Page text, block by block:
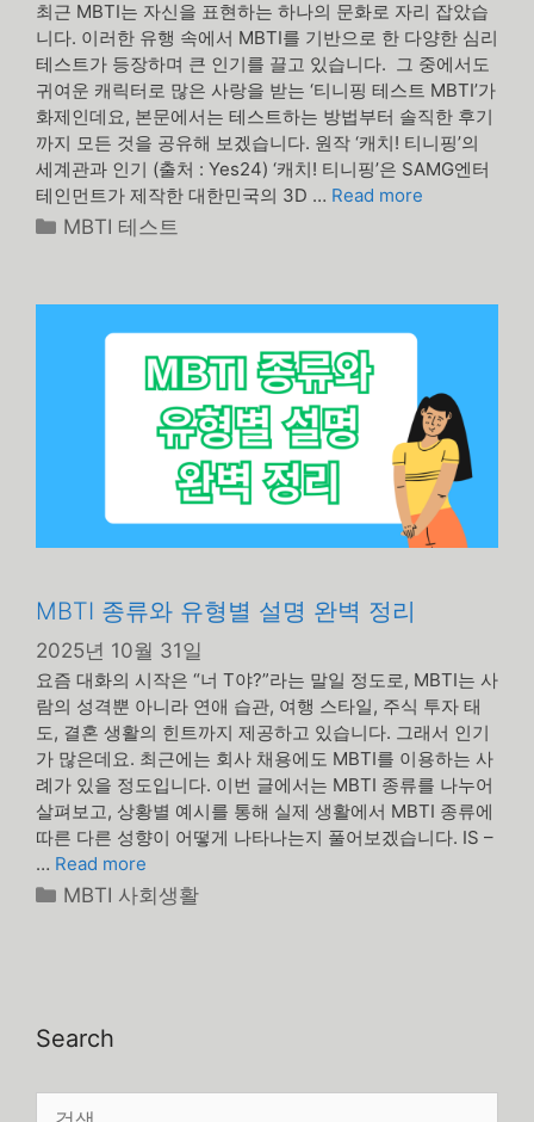
최근 MBTI는 자신을 표현하는 하나의 문화로 자리 잡았습
니다. 이러한 유행 속에서 MBTI를 기반으로 한 다양한 심리
테스트가 등장하며 큰 인기를 끌고 있습니다. 그 중에서도
귀여운 캐릭터로 많은 사랑을 받는 ‘티니핑 테스트 MBTI’가
화제인데요, 본문에서는 테스트하는 방법부터 솔직한 후기
까지 모든 것을 공유해 보겠습니다. 원작 ‘캐치! 티니핑’의
세계관과 인기 (출처 : Yes24) ‘캐치! 티니핑’은 SAMG엔터
테인먼트가 제작한 대한민국의 3D … Read more
카
리
MBTI 테스트
MBTI 종류와 유형별 설명 완벽 정리
2025년 10월 31일
요즘 대화의 시작은 “너 T야?”라는 말일 정도로, MBTI는 사
람의 성격뿐 아니라 연애 습관, 여행 스타일, 주식 투자 태
도, 결혼 생활의 힌트까지 제공하고 있습니다. 그래서 인기
가 많은데요. 최근에는 회사 채용에도 MBTI를 이용하는 사
례가 있을 정도입니다. 이번 글에서는 MBTI 종류를 나누어
살펴보고, 상황별 예시를 통해 실제 생활에서 MBTI 종류에
따른 다른 성향이 어떻게 나타나는지 풀어보겠습니다. IS –
… Read more
카
MBTI 사회생활
Search